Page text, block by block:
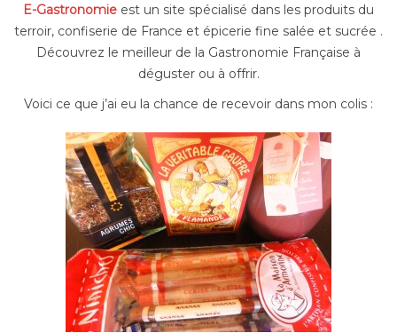
E-Gastronomie est un site spécialisé dans les produits du
terroir, confiserie de France et épicerie fine salée et sucrée .
Découvrez le meilleur de la Gastronomie Française à
déguster ou à offrir.
Voici ce que j’ai eu la chance de recevoir dans mon colis :